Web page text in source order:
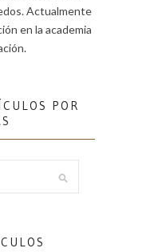
Actualmente
en la academia
POR